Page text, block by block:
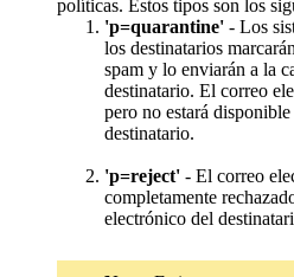
políticas. Estos tipos son los
'p=quarantine' - Los
los destinatarios
spam y lo enviarán a la
destinatario. El correo
pero no estará
destinatario.
'p=reject' - El correo
completamente
electrónico del